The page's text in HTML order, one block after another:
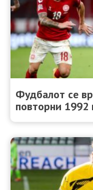
Фудбалот се
повторни 1992